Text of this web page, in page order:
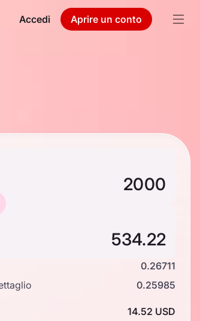
Accedi Aprire un conto
0.26711
0.25985
14.52 USD